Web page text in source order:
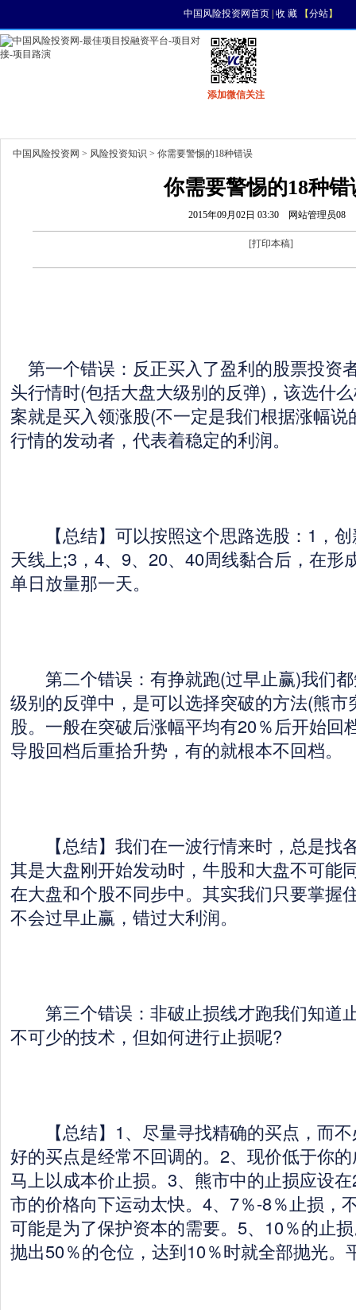
中国风险投资网首页| 收 藏【分站】
添加微信关注
中国风险投资网 > 风险投资知识 > 你需要警惕的18种错误
你需要警惕的18种错
2015年09月02日 03:30 网站管理员08
[打印本稿]
第一个错误：反正买入了盈利的股票投资
头行情时(包括大盘大级别的反弹)，该选什
案就是买入领涨股(不一定是我们根据涨幅
行情的发动者，代表着稳定的利润。
【总结】可以按照这个思路选股：1，创
天线上;3，4、9、20、40周线黏合后，在形
单日放量那一天。
第二个错误：有挣就跑(过早止赢)我们都
级别的反弹中，是可以选择突破的方法(熊
股。一般在突破后涨幅平均有20％后开始回
导股回档后重拾升势，有的就根本不回档。
【总结】我们在一波行情来时，总是找
其是大盘刚开始发动时，牛股和大盘不可能
在大盘和个股不同步中。其实我们只要掌握
不会过早止赢，错过大利润。
第三个错误：非破止损线才跑我们知道
不可少的技术，但如何进行止损呢?
【总结】1、尽量寻找精确的买点，而不
好的买点是经常不回调的。2、现价低于你
马上以成本价止损。3、熊市中的止损应设
市的价格向下运动太快。4、7％-8％止损，
可能是为了保护资本的需要。5、10％的止
抛出50％的仓位，达到10％时就全部抛光。